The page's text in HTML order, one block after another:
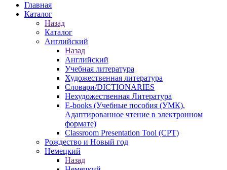
Главная
Каталог
Назад
Каталог
Английский
Назад
Английский
Учебная литература
Художественная литература
Словари/DICTIONARIES
Нехудожественная Литература
E-books (Учебные пособия (УМК),
Адаптированное чтение в электронном
формате)
Classroom Presentation Tool (CPT)
Рождество и Новый год
Немецкий
Назад